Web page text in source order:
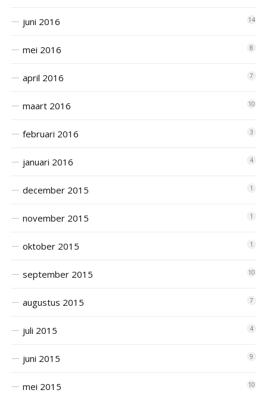
juni 2016 14
mei 2016 8
april 2016 7
maart 2016 10
februari 2016 3
januari 2016 4
december 2015 1
november 2015 1
oktober 2015 1
september 2015 10
augustus 2015 7
juli 2015 4
juni 2015 9
mei 2015 10